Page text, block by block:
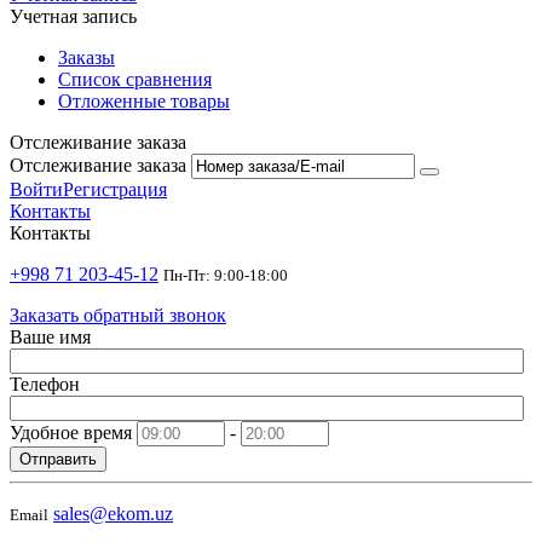
Учетная запись
Заказы
Список сравнения
Отложенные товары
Отслеживание заказа
Отслеживание заказа
ВойтиРегистрация
Контакты
Контакты
+998 71 203-45-12 Пн-Пт: 9:00-18:00
Заказать обратный звонок
Ваше имя
Телефон
Удобное время -
Отправить
Email sales@ekom.uz